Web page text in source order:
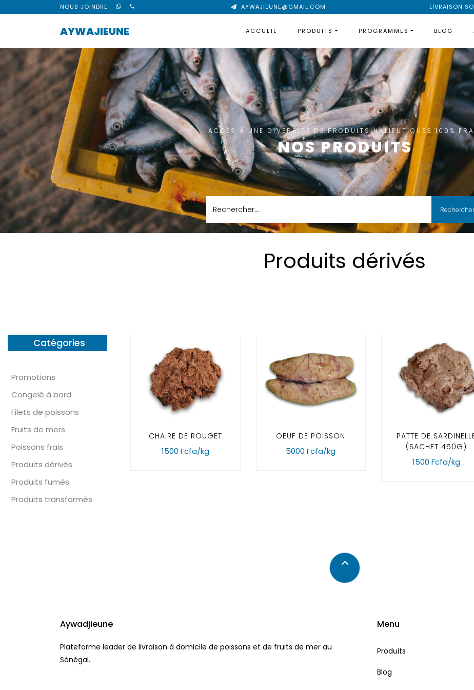
NOUS JOINDRE AYWAJIEUNE@GMAIL.COM LIVRAISON
AYWAJIEUNE ACCUEIL PRODUITS PROGRAMMES BLOG
ACCÈS À UNE DIVERSITÉ DE PRODUITS HALIEUTIQUES 100%
NOS PRODUITS
Produits dérivés
Catégories
Promotions
Congelé à bord
Filets de poissons
Fruits de mers
Poissons frais
Produits dérivés
Produits fumés
Produits transformés
CHAIRE DE ROUGET
1500 Fcfa/kg
OEUF DE POISSON
5000 Fcfa/kg
PATTE DE
(SACHET 450G)
1500 Fcfa/kg
Aywadjieune
Plateforme leader de livraison à domicile de poissons et de fruits de mer au
Sénégal.
Menu
Produits
Blog